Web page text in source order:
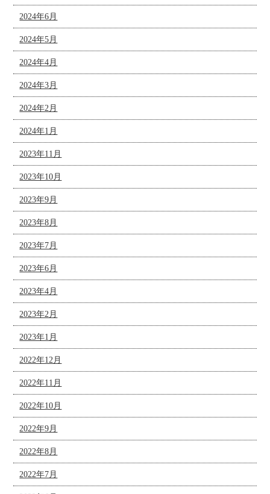
2024年6月
2024年5月
2024年4月
2024年3月
2024年2月
2024年1月
2023年11月
2023年10月
2023年9月
2023年8月
2023年7月
2023年6月
2023年4月
2023年2月
2023年1月
2022年12月
2022年11月
2022年10月
2022年9月
2022年8月
2022年7月